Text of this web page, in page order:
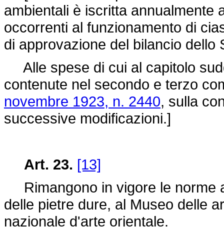
ambientali è iscritta annualmente
occorrenti al funzionamento di
di approvazione del bilancio dello
Alle spese di cui al capitolo
contenute nel secondo e terzo
novembre 1923, n. 2440, sulla
successive modificazioni.]
Art. 23. [13]
Rimangono in vigore le norme
delle pietre dure, al Museo delle
nazionale d'arte orientale.